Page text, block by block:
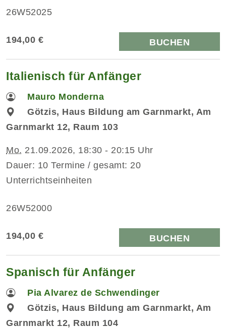
26W52025
194,00 € BUCHEN
Italienisch für Anfänger
Mauro Monderna
Götzis, Haus Bildung am Garnmarkt, Am
Garnmarkt 12, Raum 103
Mo. 21.09.2026, 18:30 - 20:15 Uhr
Dauer: 10 Termine / gesamt: 20
Unterrichtseinheiten
26W52000
194,00 € BUCHEN
Spanisch für Anfänger
Pia Alvarez de Schwendinger
Götzis, Haus Bildung am Garnmarkt, Am
Garnmarkt 12, Raum 104